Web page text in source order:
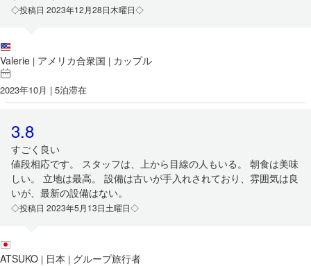
◇投稿日 2023年12月28日木曜日◇
Valerie | アメリカ合衆国 | カップル
2023年10月 | 5泊滞在
3.8
すごく良い
値段相応です。 スタッフは、上から目線の人もいる。 朝食は美味
しい。 立地は最高。 設備は古いが手入れされており、雰囲気は良
いが、最新の設備はない。
◇投稿日 2023年5月13日土曜日◇
ATSUKO | 日本 | グループ旅行者